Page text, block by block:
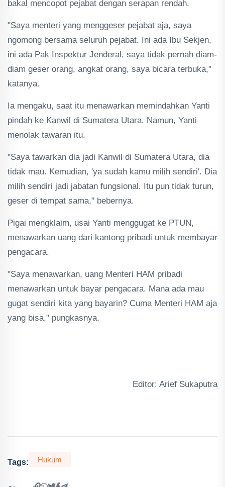
bakal mencopot pejabat dengan serapan rendah.
"Saya menteri yang menggeser pejabat aja, saya
ngomong bersama seluruh pejabat. Ini ada Ibu Sekjen,
ini ada Pak Inspektur Jenderal, saya tidak pernah diam-
diam geser orang, angkat orang, saya bicara terbuka,"
katanya.
Ia mengaku, saat itu menawarkan memindahkan Yanti
pindah ke Kanwil di Sumatera Utara. Namun, Yanti
menolak tawaran itu.
"Saya tawarkan dia jadi Kanwil di Sumatera Utara, dia
tidak mau. Kemudian, 'ya sudah kamu milih sendiri'. Dia
milih sendiri jadi jabatan fungsional. Itu pun tidak turun,
geser di tempat sama," bebernya.
Pigai mengklaim, usai Yanti menggugat ke PTUN,
menawarkan uang dari kantong pribadi untuk membayar
pengacara.
"Saya menawarkan, uang Menteri HAM pribadi
menawarkan untuk bayar pengacara. Mana ada mau
gugat sendiri kita yang bayarin? Cuma Menteri HAM aja
yang bisa," pungkasnya.
Editor: Arief Sukaputra
Tags: Hukum